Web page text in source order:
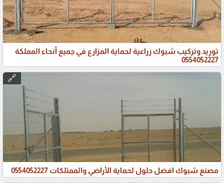
توريد وتركيب شبوك زراعية لحماية المزارع في جميع أنحاء المملكة
0554052227
مصنع شبوك افضل حلول لحماية الأراضي والممتلكات 0554052227
🔗